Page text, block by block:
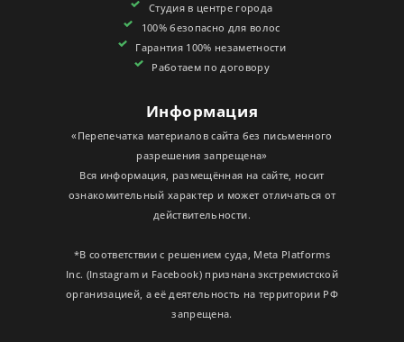
Студия в центре города
100% безопасно для волос
Гарантия 100% незаметности
Работаем по договору
Информация
«Перепечатка материалов сайта без письменного
разрешения запрещена»
Вся информация, размещённая на сайте, носит
ознакомительный характер и может отличаться от
действительности.
*В соответствии с решением суда, Meta Platforms
Inc. (Instagram и Facebook) признана экстремистской
организацией, а её деятельность на территории РФ
запрещена.